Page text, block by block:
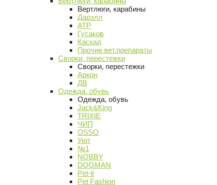
Вертлюги, карабины
Дарэлл
АТР
Гусаков
Каскад
Прочие вет.препараты
Сворки, перестежки
Сворки, перестежки
Аркон
ДВ
Одежда, обувь
Одежда, обувь
Jack&King
TRIXIE
ЧИП
OSSO
Уют
№1
NOBBY
DOGMAN
Pet-it
Pet Fashion